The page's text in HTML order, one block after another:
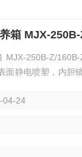
箱 MJX-
MJX-250B-Z/
面静电喷塑，内胆
制，触模式键盘设
线杀菌灯，大视角
04-24